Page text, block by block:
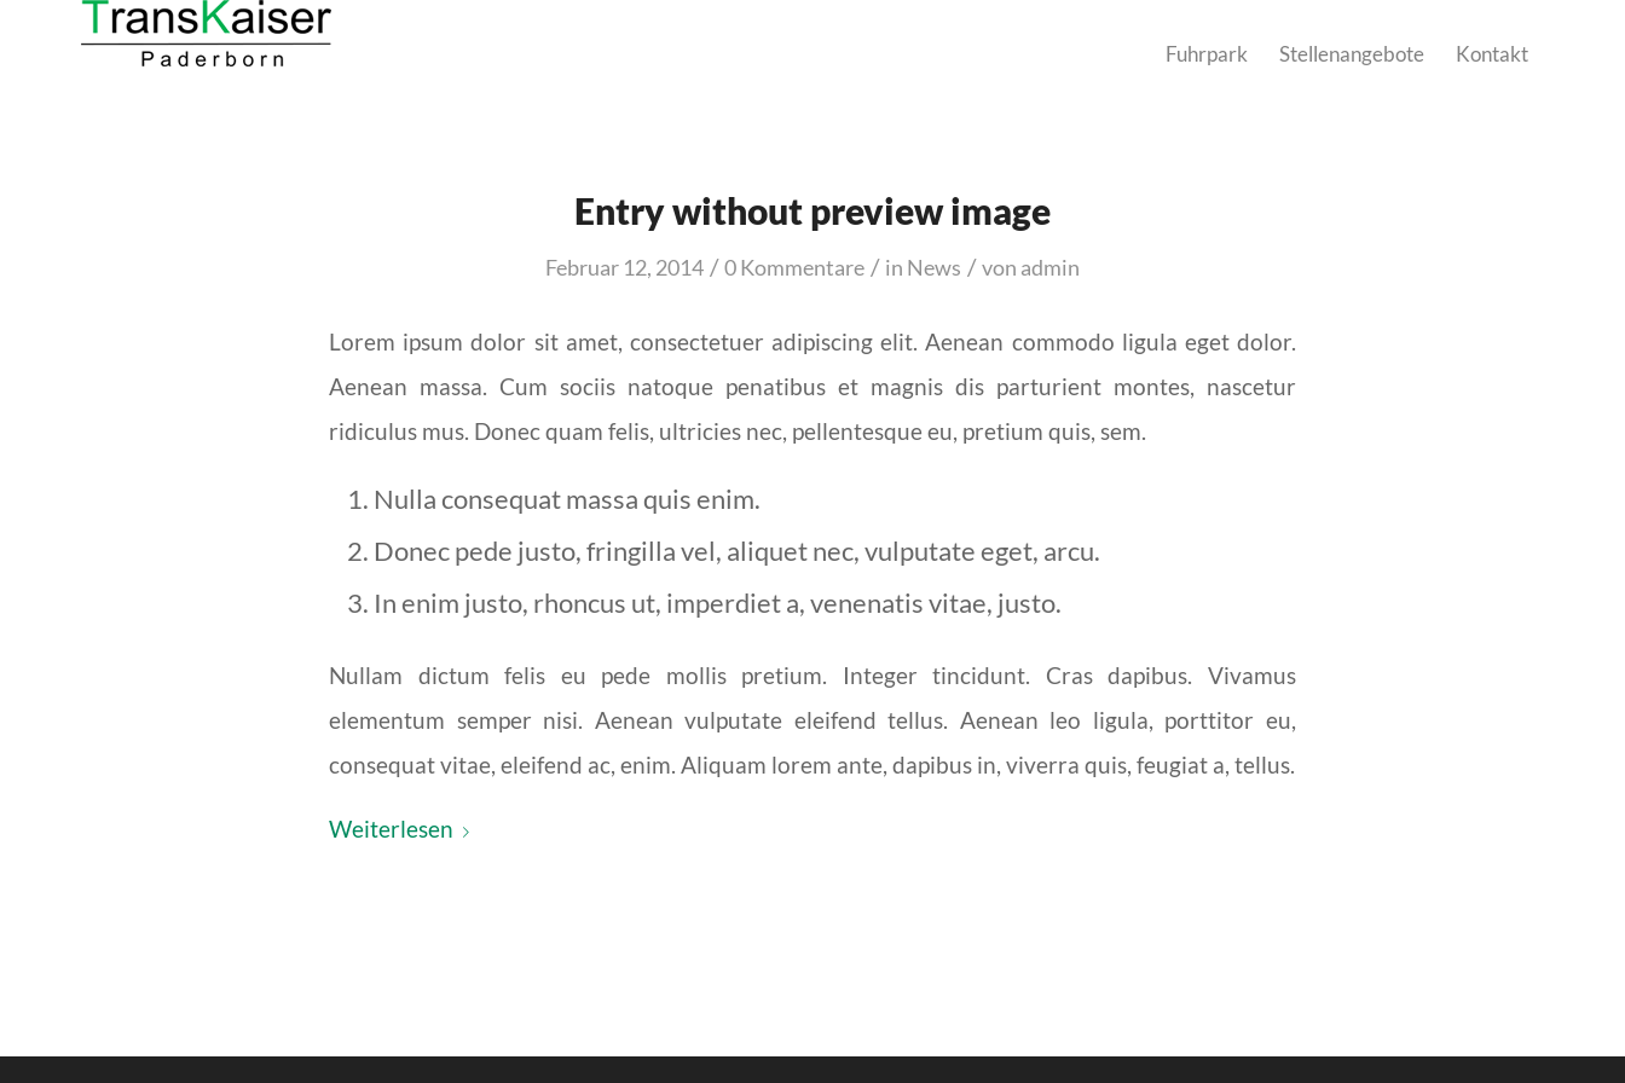
Fuhrpark Stellenangebote Kontakt
Entry without preview image
Februar 12, 2014 / 0 Kommentare / in News / von admin
Lorem ipsum dolor sit amet, consectetuer adipiscing elit. Aenean commodo ligula eget dolor.
Aenean massa. Cum sociis natoque penatibus et magnis dis parturient montes, nascetur
ridiculus mus. Donec quam felis, ultricies nec, pellentesque eu, pretium quis, sem.
Nulla consequat massa quis enim.
Donec pede justo, fringilla vel, aliquet nec, vulputate eget, arcu.
In enim justo, rhoncus ut, imperdiet a, venenatis vitae, justo.
Nullam dictum felis eu pede mollis pretium. Integer tincidunt. Cras dapibus. Vivamus
elementum semper nisi. Aenean vulputate eleifend tellus. Aenean leo ligula, porttitor eu,
consequat vitae, eleifend ac, enim. Aliquam lorem ante, dapibus in, viverra quis, feugiat a, tellus.
Weiterlesen